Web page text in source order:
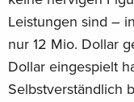
Leistungen sind –
nur 12 Mio. Dollar
Dollar eingespielt
Selbstverständlich